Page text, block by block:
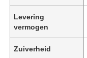
Levering
vermogen
Zuiverheid